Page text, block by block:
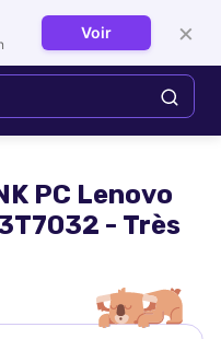
Se connecter
PC Lenovo
- Très
Voir ×